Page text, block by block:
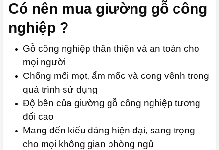
Có nên mua giường gỗ công
nghiệp ?
Gỗ công nghiệp thân thiện và an toàn cho
mọi người
Chống mối mọt, ẩm mốc và cong vênh trong
quá trình sử dụng
Độ bền của giường gỗ công nghiệp tương
đối cao
Mang đến kiểu dáng hiện đại, sang trọng
cho mọi không gian phòng ngủ